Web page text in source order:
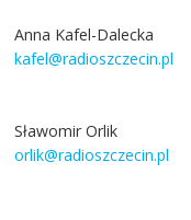
Anna Kafel-Dalecka
kafel@radioszczecin.pl
Sławomir Orlik
orlik@radioszczecin.pl